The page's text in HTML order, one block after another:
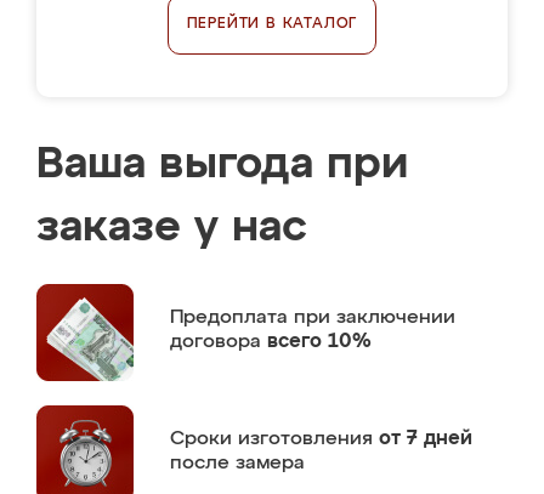
ПЕРЕЙТИ В КАТАЛОГ
Ваша выгода при
заказе у нас
Предоплата при заключении
договора всего 10%
Сроки изготовления от 7 дней
после замера